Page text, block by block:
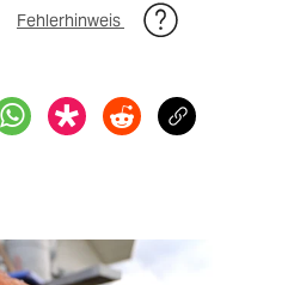
Fehlerhinweis